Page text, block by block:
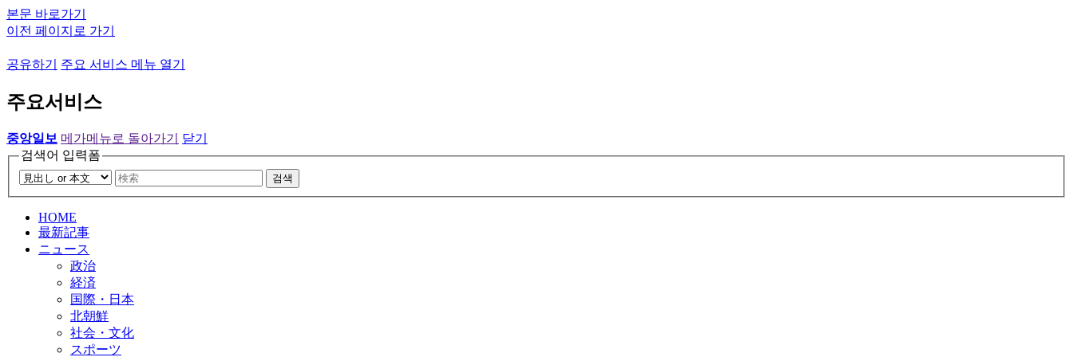
본문 바로가기
이전 페이지로 가기
공유하기 주요 서비스 메뉴 열기
주요서비스
중앙일보 메가메뉴로 돌아가기
닫기
검색어 입력폼
검색
HOME
最新記事
ニュース
政治
経済
国際・日本
北朝鮮
社会・文化
スポーツ